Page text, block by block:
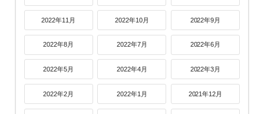
2022年11月 2022年10月 2022年9月
2022年8月 2022年7月 2022年6月
2022年5月 2022年4月 2022年3月
2022年2月 2022年1月 2021年12月